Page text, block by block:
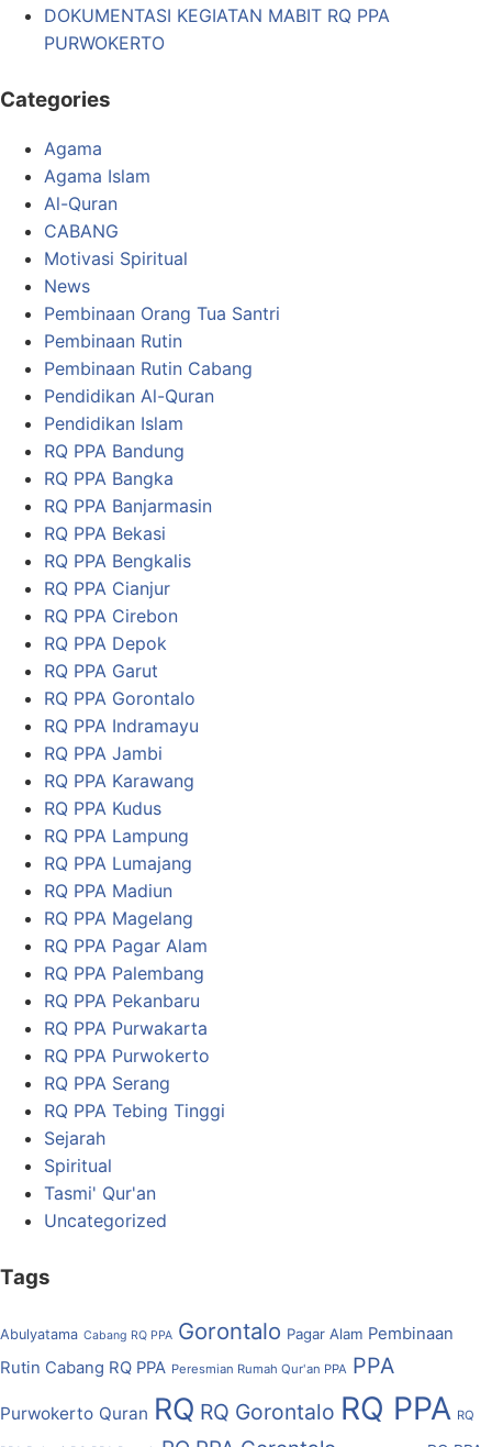
DOKUMENTASI KEGIATAN MABIT RQ PPA
PURWOKERTO
Categories
Agama
Agama Islam
Al-Quran
CABANG
Motivasi Spiritual
News
Pembinaan Orang Tua Santri
Pembinaan Rutin
Pembinaan Rutin Cabang
Pendidikan Al-Quran
Pendidikan Islam
RQ PPA Bandung
RQ PPA Bangka
RQ PPA Banjarmasin
RQ PPA Bekasi
RQ PPA Bengkalis
RQ PPA Cianjur
RQ PPA Cirebon
RQ PPA Depok
RQ PPA Garut
RQ PPA Gorontalo
RQ PPA Indramayu
RQ PPA Jambi
RQ PPA Karawang
RQ PPA Kudus
RQ PPA Lampung
RQ PPA Lumajang
RQ PPA Madiun
RQ PPA Magelang
RQ PPA Pagar Alam
RQ PPA Palembang
RQ PPA Pekanbaru
RQ PPA Purwakarta
RQ PPA Purwokerto
RQ PPA Serang
RQ PPA Tebing Tinggi
Sejarah
Spiritual
Tasmi' Qur'an
Uncategorized
Tags
Abulyatama Cabang RQ PPA Gorontalo Pagar Alam Pembinaan
Rutin Cabang RQ PPA Peresmian Rumah Qur'an PPA PPA
Purwokerto Quran RQ RQ Gorontalo RQ PPA RQ